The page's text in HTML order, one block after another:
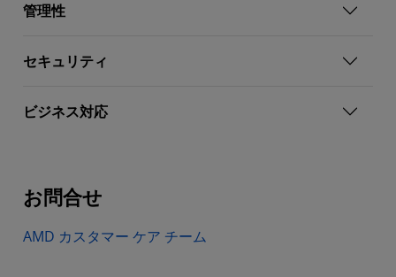
管理性
セキュリティ
ビジネス対応
お問合せ
AMD カスタマー ケア チーム